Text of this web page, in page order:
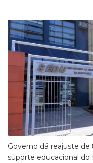
Governo dá reajuste
suporte educacional do